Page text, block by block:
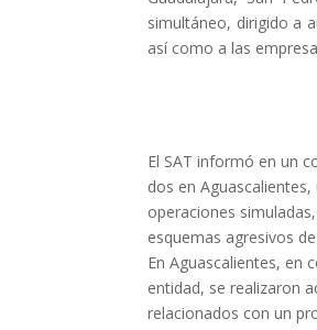
simultáneo, dirigido a
así como a las
El SAT informó en un
dos en
operaciones
esquemas agresivos
En Aguascalientes, en
entidad, se realizaron
relacionados con un